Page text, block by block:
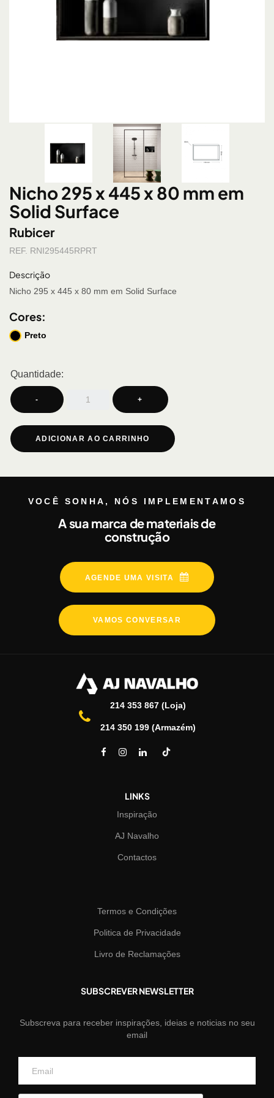
Nicho 295 x 445 x 80 mm em
Solid Surface
Rubicer
REF. RNI295445RPRT
Descrição
Nicho 295 x 445 x 80 mm em Solid Surface
Cores:
Preto
Quantidade:
- +
ADICIONAR AO CARRINHO
VOCÊ SONHA, NÓS IMPLEMENTAMOS
A sua marca de materiais de
construção
AGENDE UMA VISITA
VAMOS CONVERSAR
214 353 867 (Loja)
214 350 199 (Armazém)
LINKS
Inspiração
AJ Navalho
Contactos
Termos e Condições
Politica de Privacidade
Livro de Reclamações
SUBSCREVER NEWSLETTER
Subscreva para receber inspirações, ideias e noticias no seu
email